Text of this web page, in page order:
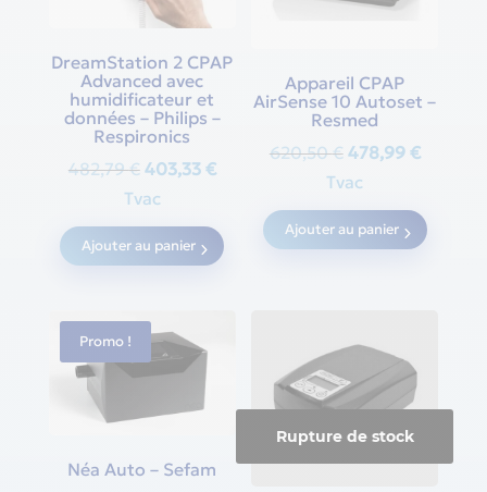
DreamStation 2 CPAP
Advanced avec
humidificateur et
données – Philips –
Respironics
482,79€ Original
price
was:
482,79 €.
403,33 €Current
is:
403,33 €.
Tvac
Ajouter au panier
Appareil CPAP
AirSense 10 Autoset –
Resmed
620,50€ Original
price
was:
620,50 €.
478,99 €Current
is:
478,99
Tvac
Ajouter au panier
Promo !
Néa Auto – Sefam
Rupture de stock